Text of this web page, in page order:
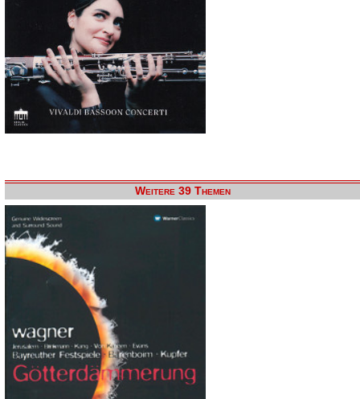
Weitere 39 Themen